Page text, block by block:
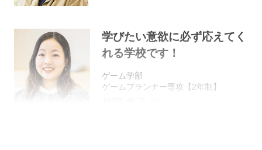
学びたい意欲に必ず応えてく
れる学校です！
ゲーム学部
ゲームプランナー専攻【2年制】